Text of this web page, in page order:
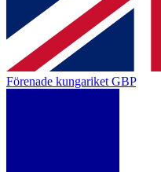
Förenade kungariket GBP